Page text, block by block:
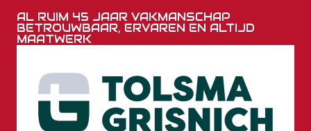
AL RUIM 45 JAAR VAKMANSCHAP
BETROUWBAAR, ERVAREN EN ALTIJD
MAATWERK